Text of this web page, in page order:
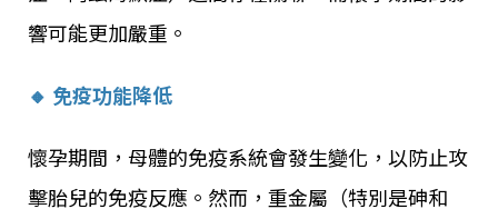
響可能更加嚴重。
🔸 免疫功能降低
懷孕期間，母體的免疫系統會發生變化，以防止攻
擊胎兒的免疫反應。然而，重金屬（特別是砷和